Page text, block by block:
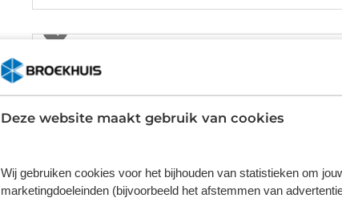
Deze website maakt gebruik van cookies
Wij gebruiken cookies voor het bijhouden van statistieken om
marketingdoeleinden (bijvoorbeeld het afstemmen van
Op voorraad